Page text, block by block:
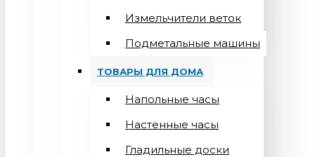
Измельчители веток
Подметальные машины
ТОВАРЫ ДЛЯ ДОМА
Напольные часы
Настенные часы
Гладильные доски